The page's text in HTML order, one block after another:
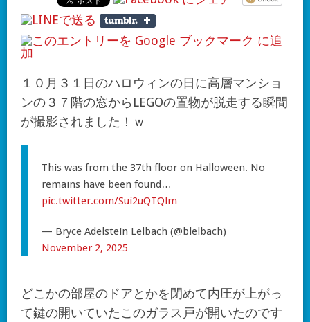
１０月３１日のハロウィンの日に高層マンショ
ンの３７階の窓からLEGOの置物が脱走する瞬間
が撮影されました！ｗ
This was from the 37th floor on Halloween. No
remains have been found…
pic.twitter.com/Sui2uQTQlm
— Bryce Adelstein Lelbach (@blelbach)
November 2, 2025
どこかの部屋のドアとかを閉めて内圧が上がっ
て鍵の開いていたこのガラス戸が開いたのです